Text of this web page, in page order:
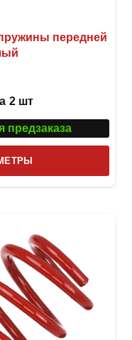
передней
2 шт
предзаказа
товар